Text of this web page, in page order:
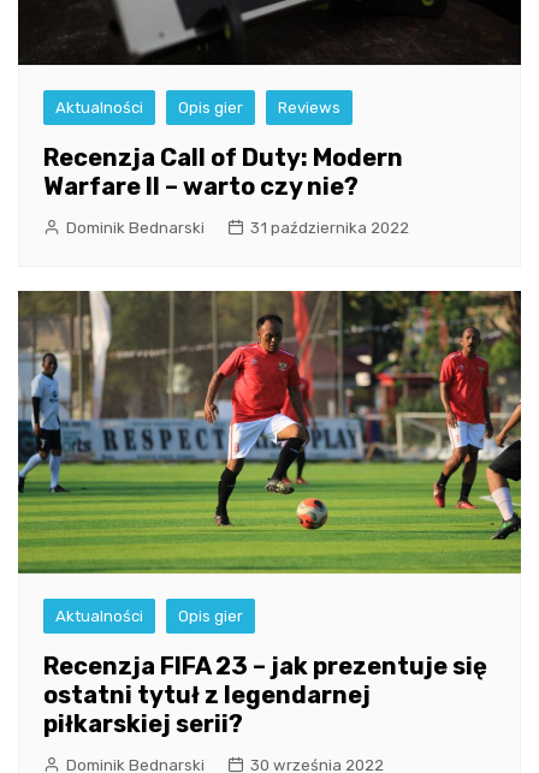
Aktualności Opis gier Reviews
Recenzja Call of Duty: Modern
Warfare II – warto czy nie?
Dominik Bednarski 31 października 2022
Aktualności Opis gier
Recenzja FIFA 23 – jak prezentuje się
ostatni tytuł z legendarnej
piłkarskiej serii?
Dominik Bednarski 30 września 2022